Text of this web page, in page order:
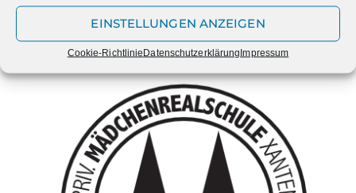
EINSTELLUNGEN ANZEIGEN
Cookie-RichtlinieDatenschutzerklärungImpressum
Kategorien